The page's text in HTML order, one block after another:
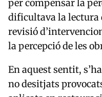
per compensar la
dificultava la lectura
revisió
la percepció de les
En aquest sentit,
no desitjats